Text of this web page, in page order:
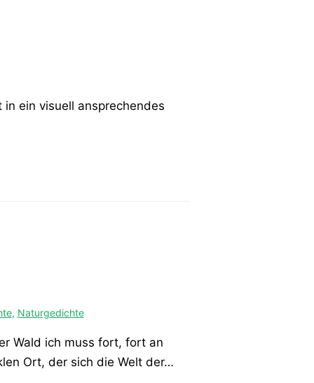
ein visuell ansprechendes
, Naturgedichte
Wald ich muss fort, fort an
Ort, der sich die Welt der…